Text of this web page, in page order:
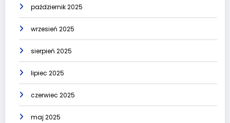
październik 2025
wrzesień 2025
sierpień 2025
lipiec 2025
czerwiec 2025
maj 2025